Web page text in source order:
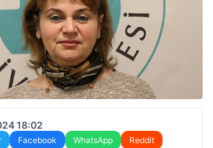
18:02
Facebook WhatsApp
Reddit